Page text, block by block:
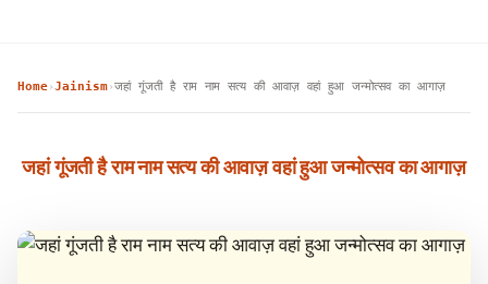
Home›Jainism›जहां गूंजती है राम नाम सत्य की आवाज़ वहां हुआ जन्मोत्सव का आगाज़
जहां गूंजती है राम नाम सत्य की आवाज़ वहां हुआ जन्मोत्सव का आगाज़